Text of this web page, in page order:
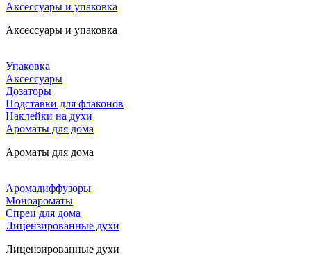
Аксессуары и упаковка
Аксессуары и упаковка
Упаковка
Аксессуары
Дозаторы
Подставки для флаконов
Наклейки на духи
Ароматы для дома
Ароматы для дома
Аромадиффузоры
Моноароматы
Спреи для дома
Лицензированные духи
Лицензированные духи